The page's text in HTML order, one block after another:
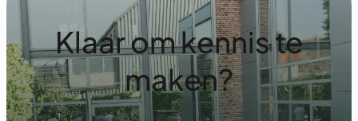
Klaar om kennis te
maken?